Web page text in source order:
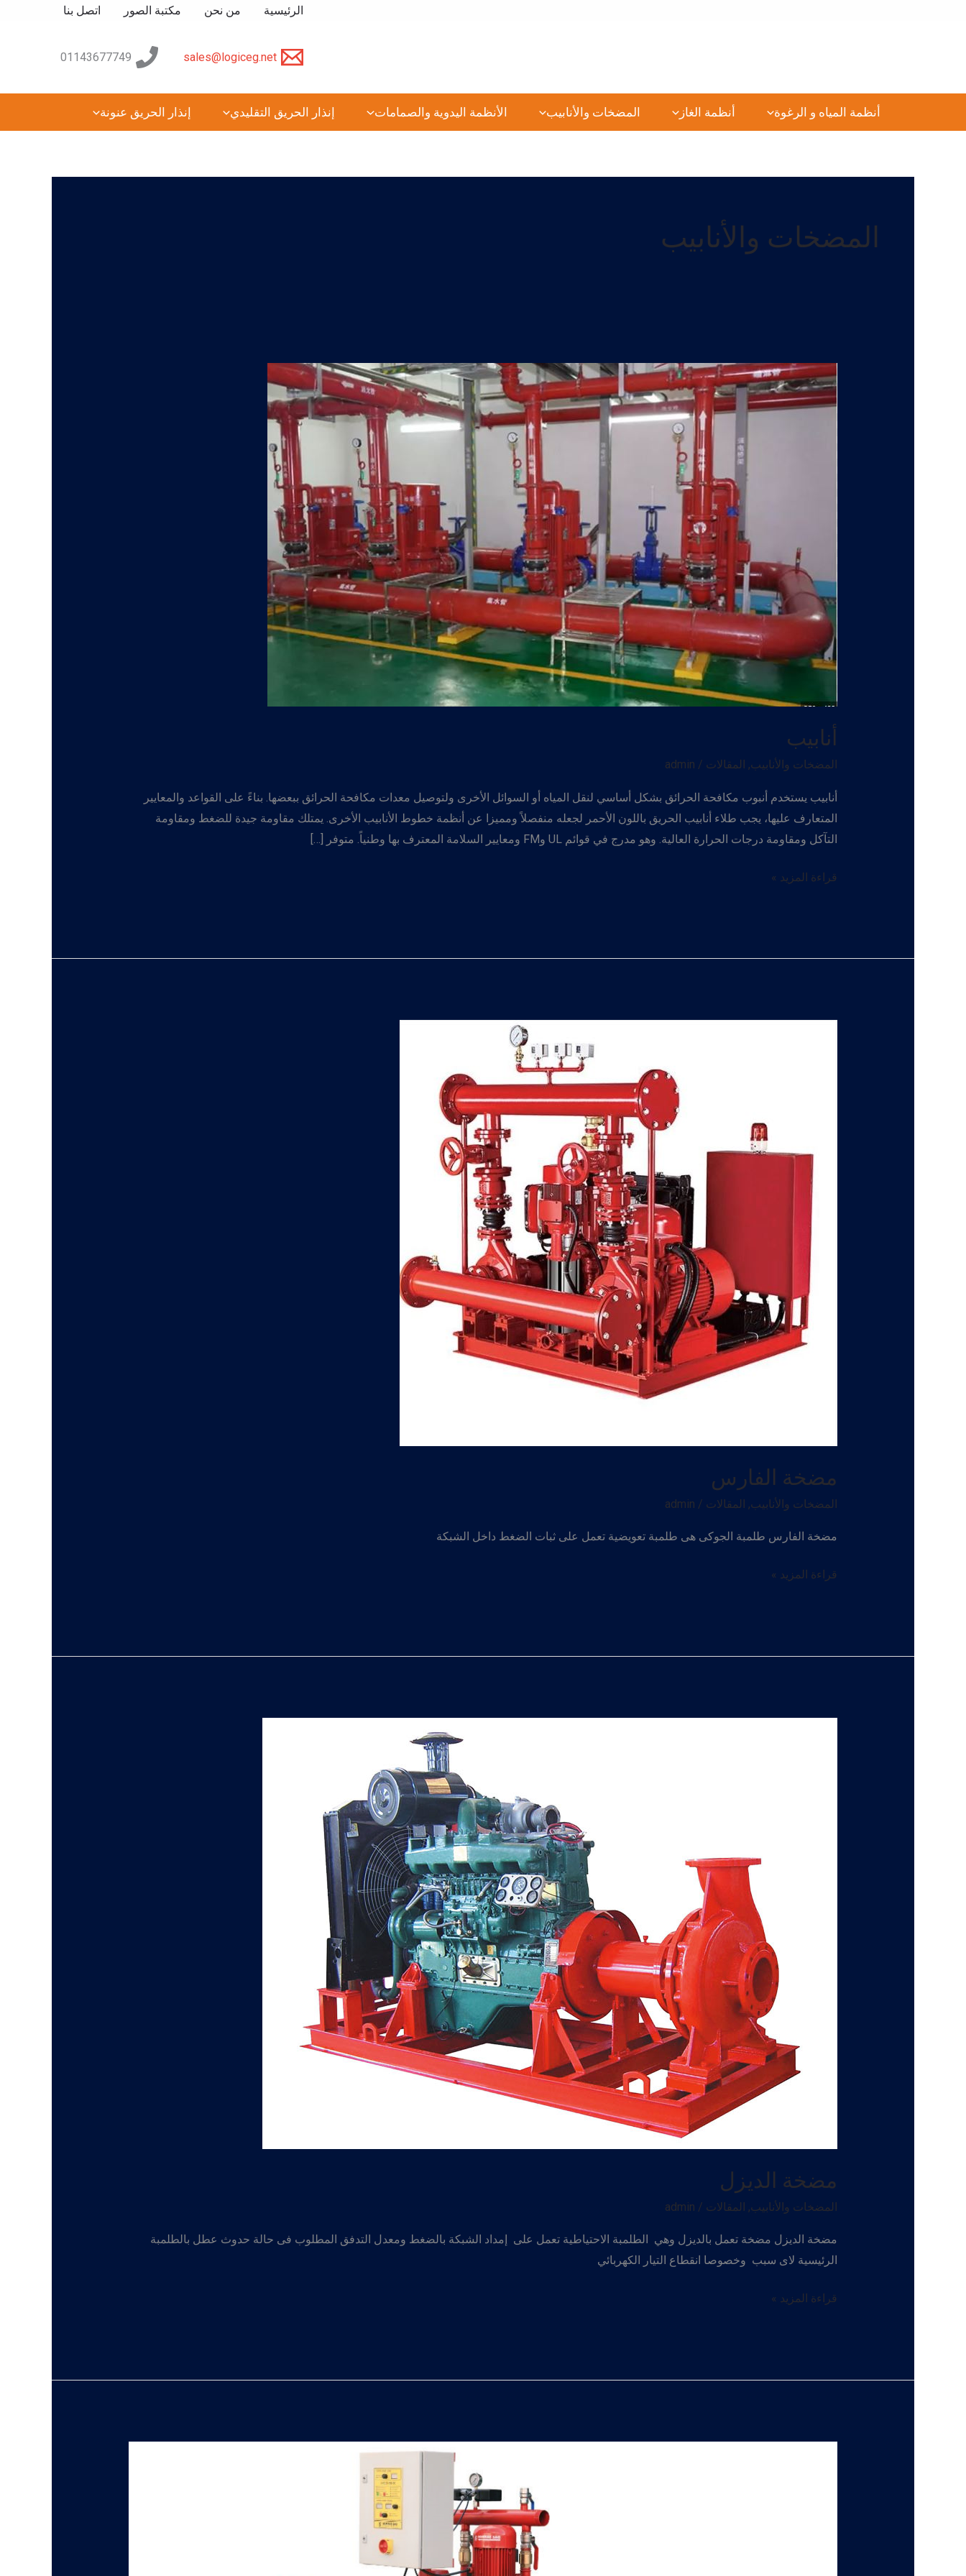
الرئيسية من نحن مكتبة الصور اتصل بنا
sales@logiceg.net
01143677749
أنظمة المياه و الرغوة أنظمة الغاز المضخات والأنابيب الأنظمة اليدوية والصمامات إنذار الحريق التقليدي إنذار الحريق عنونة
المضخات والأنابيب
أنابيب
المضخات والأنابيب, المقالات /
admin
أنابيب يستخدم أنبوب مكافحة الحرائق بشكل أساسي لنقل المياه أو السوائل الأخرى ولتوصيل معدات مكافحة الحرائق ببعضها. بناءً على القواعد والمعايير
المتعارف عليها، يجب طلاء أنابيب الحريق باللون الأحمر لجعله منفصلاً ومميزا عن أنظمة خطوط الأنابيب الأخرى. يمتلك مقاومة جيدة للضغط ومقاومة
التآكل ومقاومة درجات الحرارة العالية. وهو مدرج في قوائم UL وFM ومعايير السلامة المعترف بها وطنياً. متوفر […]
أنابيب
قراءة المزيد »
مضخة الفارس
المضخات والأنابيب, المقالات /
admin
مضخة الفارس طلمبة الجوكى هى طلمبة تعويضية تعمل على ثبات الضغط داخل الشبكة
مضخة
قراءة المزيد »
مضخة الديزل
المضخات والأنابيب, المقالات /
admin
مضخة الديزل مضخة تعمل بالديزل وهي الطلمبة الاحتياطية تعمل على إمداد الشبكة بالضغط ومعدل التدفق المطلوب فى حالة حدوث عطل بالطلمبة
الرئيسية ﻻى سبب وخصوصا انقطاع التيار الكهربائي
مضخة
قراءة المزيد »